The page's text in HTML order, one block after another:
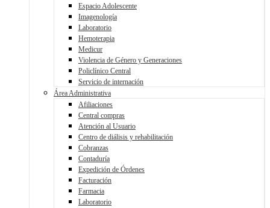
Espacio Adolescente
Imagenología
Laboratorio
Hemoterapia
Medicur
Violencia de Género y Generaciones
Policlínico Central
Servicio de internación
Área Administrativa
Afiliaciones
Central compras
Atención al Usuario
Centro de diálisis y rehabilitación
Cobranzas
Contaduría
Expedición de Órdenes
Facturación
Farmacia
Laboratorio